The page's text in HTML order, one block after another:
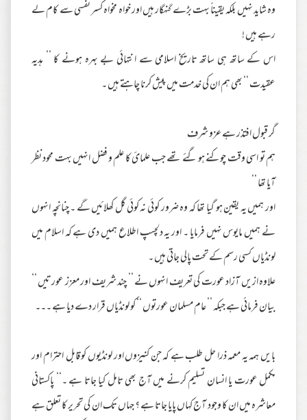
وہ شاید نہیں بلکہ یقیناً بہت بڑے گنہگار ہیں اور خواہ مخواہ کسر نفسی سے کام لے
رہے ہیں !
اس کے ساتھ ہی ساتھ تاریخ اسلامی سے انتہائی بے بہرہ ہونے کا ’’ ہدیہ
عقیدت ‘‘ بھی ہم ان کی خدمت میں پیش کرنا چاہتے ہیں ۔
گر قبول افتذر ہے عزو شرف
ہم تو اسی وقت چوکنے ہو گئے تھے جب علمائ کا علم و فضل انہیں بہت محود نظر
آیا تھا ‘‘
اور ہمیں یہ یقین ہو گیا تھا کہ وہ ضرور کوئی نہ کوئی گل کھلائیں گے ۔ چنانچہ انہوں
نے ہمیں مایوس نہیں فرمایا ۔ اور یہ دلچسپ اطلاع ہمیں دی ہے کہ اسلام میں
لونڈیاں کسی رسم کے تحت پالی جاتی ہیں ۔
علاوہ ازیں آزاد عورت کی تعریف انہوں نے ’’ چند شریف اور معزز عورتیں ‘‘
بیان فرمائی ہے جبکہ ’’ عام مسلمان عورتوں ‘‘ کو لونڈیاں قرار دے دیا ہے ۔۔۔
بایں ہمہ یہ معمہ ذرا حل طلب ہے کہ جن کنیزوں اور لونڈیوں کو قابل احترام اور
مکمل عورت یا انسان تسلیم کرنے میں آج بھی تامل کیا جاتا ہے ۔‘‘ پاکستانی
معاشرہ میں ان کا وجود آج کہاں پایا جاتا ہے ؟ جہاں تک ان کی تحریر کا تعلق ہے